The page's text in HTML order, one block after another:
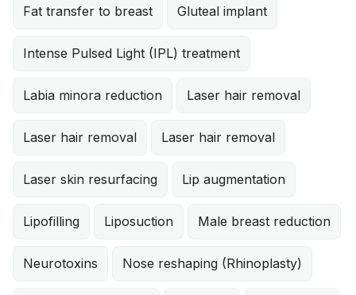
Fat transfer to breast Gluteal implant
Intense Pulsed Light (IPL) treatment
Labia minora reduction Laser hair removal
Laser hair removal Laser hair removal
Laser skin resurfacing Lip augmentation
Lipofilling Liposuction Male breast reduction
Neurotoxins Nose reshaping (Rhinoplasty)